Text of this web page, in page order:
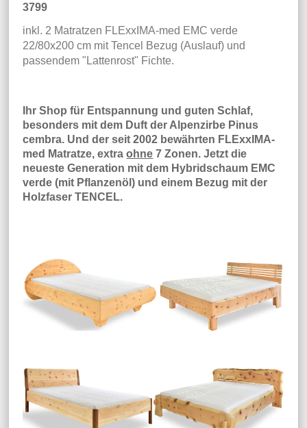
3799
inkl. 2 Matratzen FLExxIMA-med EMC verde
22/80x200 cm mit Tencel Bezug (Auslauf) und
passendem "Lattenrost" Fichte.
Ihr Shop für Entspannung und guten Schlaf,
besonders mit dem Duft der Alpenzirbe Pinus
cembra. Und der seit 2002 bewährten FLExxIMA-
med Matratze, extraohne 7 Zonen. Jetzt die
neueste Generation mit dem Hybridschaum EMC
verde (mit Pflanzenöl) und einem Bezug mit der
Holzfaser TENCEL.